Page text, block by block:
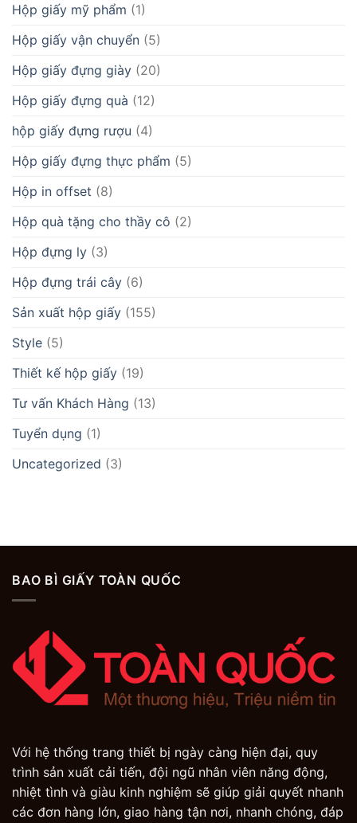
Hộp giấy mỹ phẩm (1)
Hộp giấy vận chuyển (5)
Hộp giấy đựng giày (20)
Hộp giấy đựng quà (12)
hộp giấy đựng rượu (4)
Hộp giấy đựng thực phẩm (5)
Hộp in offset (8)
Hộp quà tặng cho thầy cô (2)
Hộp đựng ly (3)
Hộp đựng trái cây (6)
Sản xuất hộp giấy (155)
Style (5)
Thiết kế hộp giấy (19)
Tư vấn Khách Hàng (13)
Tuyển dụng (1)
Uncategorized (3)
BAO BÌ GIẤY TOÀN QUỐC
Với hệ thống trang thiết bị ngày càng hiện đại, quy
trình sản xuất cải tiến, đội ngũ nhân viên năng động,
nhiệt tình và giàu kinh nghiệm sẽ giúp giải quyết nhanh
các đơn hàng lớn, giao hàng tận nơi, nhanh chóng, đáp